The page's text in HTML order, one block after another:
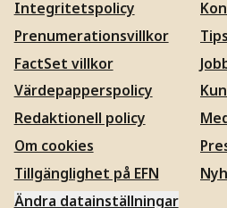
Integritetspolicy
Prenumerationsvillkor
FactSet villkor
Värdepapperspolicy
Redaktionell policy
Om cookies
Tillgänglighet på EFN
Ändra datainställningar